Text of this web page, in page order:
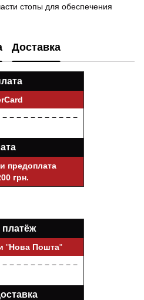
стопы для обеспечения
Доставка
− − − − − − − − − −
предоплата
грн.
"Нова Пошта"
− − − − − − − − − −